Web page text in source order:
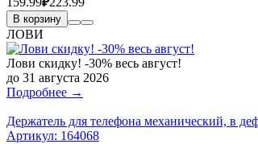
В корзину
ЛОВИ
Лови скидку! -30% весь август!
до 31 августа 2026
Подробнее →
Держатель для телефона механический, в
Артикул: 164068